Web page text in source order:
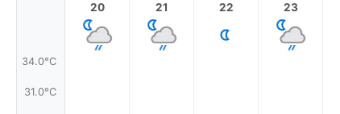
34.0°C
31.0°C
20 21 22 23